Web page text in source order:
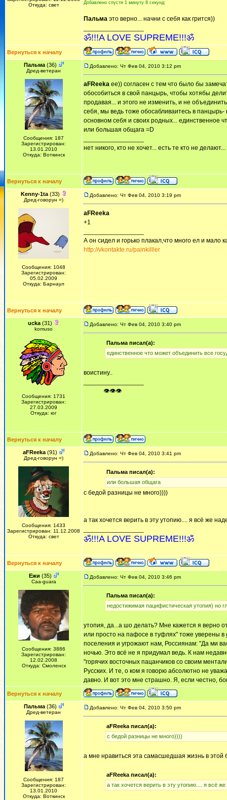
Откуда: свет
Добавлено спустя 1 минуту 8 секунд:
Пальма это верно... начни с себя как грится))
ॐ!!!A LOVE SUPREME!!!ॐ
Вернуться к началу
Пальма(36)
Дред-ветеран
Сообщения: 187
Зарегистрирован:
13.01.2010
Откуда: Воткинск
Добавлено: Чт Фев 04, 2010 3:12 pm
aFReeka ее)) согласен с тем что было бы
обособиться в свой панцырь, чтобы хотябы
продавая... и этого не изменить, и не
себя, мы ведь тоже обосабливаитесь в
основном себя и своих родных... единственное
или большая общага =D
нет никого, кто не хочет... есть те кто не делают...
Вернуться к началу
Kenny-1ta(33)
Дред-говорун =)
Сообщения: 1048
Зарегистрирован:
05.02.2009
Откуда: Барнаул
Добавлено: Чт Фев 04, 2010 3:19 pm
aFReeka
+1
А он сидел и горько плакал,что много ел и мало
http://vkontakte.ru/painkilller
Вернуться к началу
ucka (31)
komuso
Сообщения: 1731
Зарегистрирован:
27.03.2009
Откуда: юг
Добавлено: Чт Фев 04, 2010 3:40 pm
Пальма писал(а):
единственное что может объединить все
воистину..
ᅠ ᅠ ᅠ👁👁👁
Вернуться к началу
aFReeka (91)
Дред-говорун =)
Сообщения: 1433
Зарегистрирован: 11.12.2008
Откуда: свет
Добавлено: Чт Фев 04, 2010 3:41 pm
Пальма писал(а):
или большая общага
с бедой разницы не много))))
а так хочется верить в эту утопию.... я всё же
ॐ!!!A LOVE SUPREME!!!ॐ
Вернуться к началу
Ежи (35)
Сaa-guara
Сообщения: 3886
Зарегистрирован:
12.02.2008
Откуда: Смоленск
Добавлено: Чт Фев 04, 2010 3:46 pm
Пальма писал(а):
недостижимая пацифистическая утопия) но
утопия, да...а шо делать? Мне кажется я верно
или просто на пафосе в туфлях" тоже уверены в
поселения и угрожают нам, Россиянам: "Да ми
ночью. Это всё не я придумал ведь. К нам
"горячих восточных пацанчиков со своим
Русских. И те, о ком я говорю абсолютно не
давно. И вот это мне страшно. Я, если честно,
Вернуться к началу
Пальма(36)
Дред-ветеран
Сообщения: 187
Зарегистрирован:
13.01.2010
Откуда: Воткинск
Добавлено: Чт Фев 04, 2010 3:50 pm
aFReeka писал(а):
с бедой разницы не много))))
а мне нравиться эта самасшедшая жизнь в этой
aFReeka писал(а):
а так хочется верить в эту утопию.... я всё